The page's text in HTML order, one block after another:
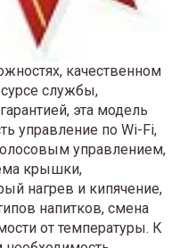
качественном
службы,
эта модель
управление по Wi-Fi,
управлением,
крышки,
нагрев и кипячение,
напитков, смена
от температуры. К